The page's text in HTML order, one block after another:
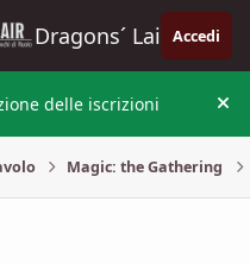
Dragons´ Lair Accedi
delle iscrizioni
Magic: the Gathering